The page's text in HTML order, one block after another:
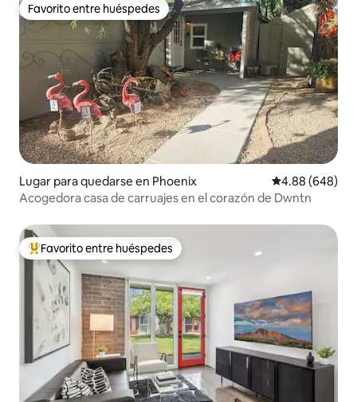
Favorito entre huéspedes
Favorito entre huéspedes
Lugar para quedarse en Phoenix Calificación
4.88 (648)
Acogedora casa de carruajes en el corazón de Dwntn
Favorito entre huéspedes preferido
Favorito entre huéspedes